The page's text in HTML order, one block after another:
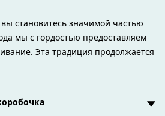
становитесь значимой частью
мы с гордостью предоставляем
Эта традиция продолжается